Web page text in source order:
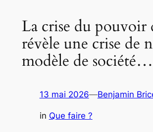
La crise du pouvoir
révèle une crise de
modèle de société…
13 mai 2026—Benjamin
in Que faire ?